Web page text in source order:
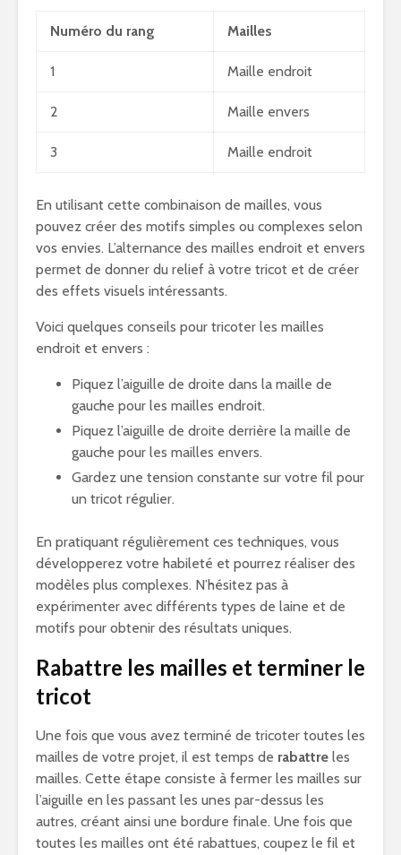
Numéro du rang Mailles
1 Maille endroit
2 Maille envers
3 Maille endroit
En utilisant cette combinaison de mailles, vous
pouvez créer des motifs simples ou complexes selon
vos envies. L’alternance des mailles endroit et envers
permet de donner du relief à votre tricot et de créer
des effets visuels intéressants.
Voici quelques conseils pour tricoter les mailles
endroit et envers :
Piquez l’aiguille de droite dans la maille de
gauche pour les mailles endroit.
Piquez l’aiguille de droite derrière la maille de
gauche pour les mailles envers.
Gardez une tension constante sur votre fil pour
un tricot régulier.
En pratiquant régulièrement ces techniques, vous
développerez votre habileté et pourrez réaliser des
modèles plus complexes. N’hésitez pas à
expérimenter avec différents types de laine et de
motifs pour obtenir des résultats uniques.
Rabattre les mailles et terminer le
tricot
Une fois que vous avez terminé de tricoter toutes les
mailles de votre projet, il est temps de rabattre les
mailles. Cette étape consiste à fermer les mailles sur
l’aiguille en les passant les unes par-dessus les
autres, créant ainsi une bordure finale. Une fois que
toutes les mailles ont été rabattues, coupez le fil et